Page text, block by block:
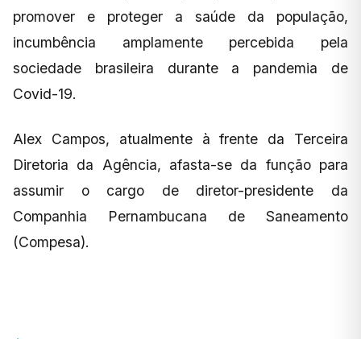
promover e proteger a saúde da população,
incumbência amplamente percebida pela
sociedade brasileira durante a pandemia de
Covid-19.
Alex Campos, atualmente à frente da Terceira
Diretoria da Agência, afasta-se da função para
assumir o cargo de diretor-presidente da
Companhia Pernambucana de Saneamento
(Compesa).